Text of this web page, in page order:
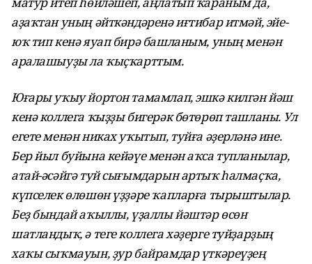
аҙаҡтан уның әйткәндәренә иғтибар итмәй, эйе-
юҡ тип кенә яуап бирә башланым, уның менән
аралашыуҙы ла ҡыҫҡарттым.
Юғары уҡыу йортон тамамлап, эшкә килгән йәш
кенә коллега ҡыҙҙы бигерәк бөтөрөп ташланы. Ул
егете менән никах уҡытып, туйға әҙерләнә ине.
Бер йыл буйына кейәүе менән аҡса тупланылар,
атай-әсәйгә туй сығымдарын артыҡ һалмаҫҡа,
күпселек өлөшөн үҙҙәре ҡапларға тырыштылар.
Беҙ бындай аҡыллы, үҙаллы йәштәр өсөн
шатландыҡ, ә теге коллега хәҙерге туйҙарҙың
хаҡы сыҡмауын, ҙур байрамдар үткәреүҙең